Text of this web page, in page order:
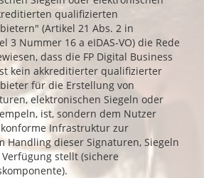
qualifizierten
(Artikel 21 Abs. 2 in
3 Nummer 16 a eIDAS-VO) die Rede
dass die FP Digital Business
kein akkreditierter qualifizierter
für die Erstellung von
elektronischen Siegeln oder
ist, sondern dem Nutzer
Infrastruktur zur
Handling dieser Signaturen, Siegeln
stellt (sichere